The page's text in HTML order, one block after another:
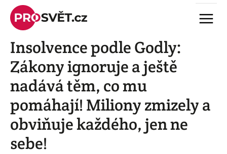
Skip
content
Menu
Insolvence podle Godly:
Zákony ignoruje a ještě
nadává těm, co mu
pomáhají! Miliony zmizely a
obviňuje každého, jen ne
sebe!